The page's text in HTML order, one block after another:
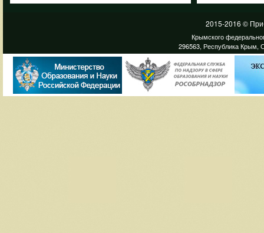
2015-2016 ©
Крымского
296563, Республика Крым,